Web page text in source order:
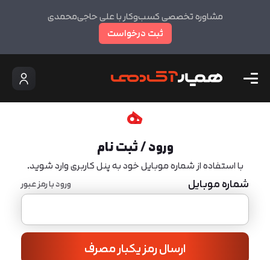
مشاوره تخصصی کسب‌وکار با علی حاجی‌محمدی
ثبت درخواست
ورود / ثبت نام
با استفاده از شماره موبایل خود به پنل کاربری وارد شوید.
شماره موبایل ورود با رمز عبور
ارسال رمز یکبار مصرف